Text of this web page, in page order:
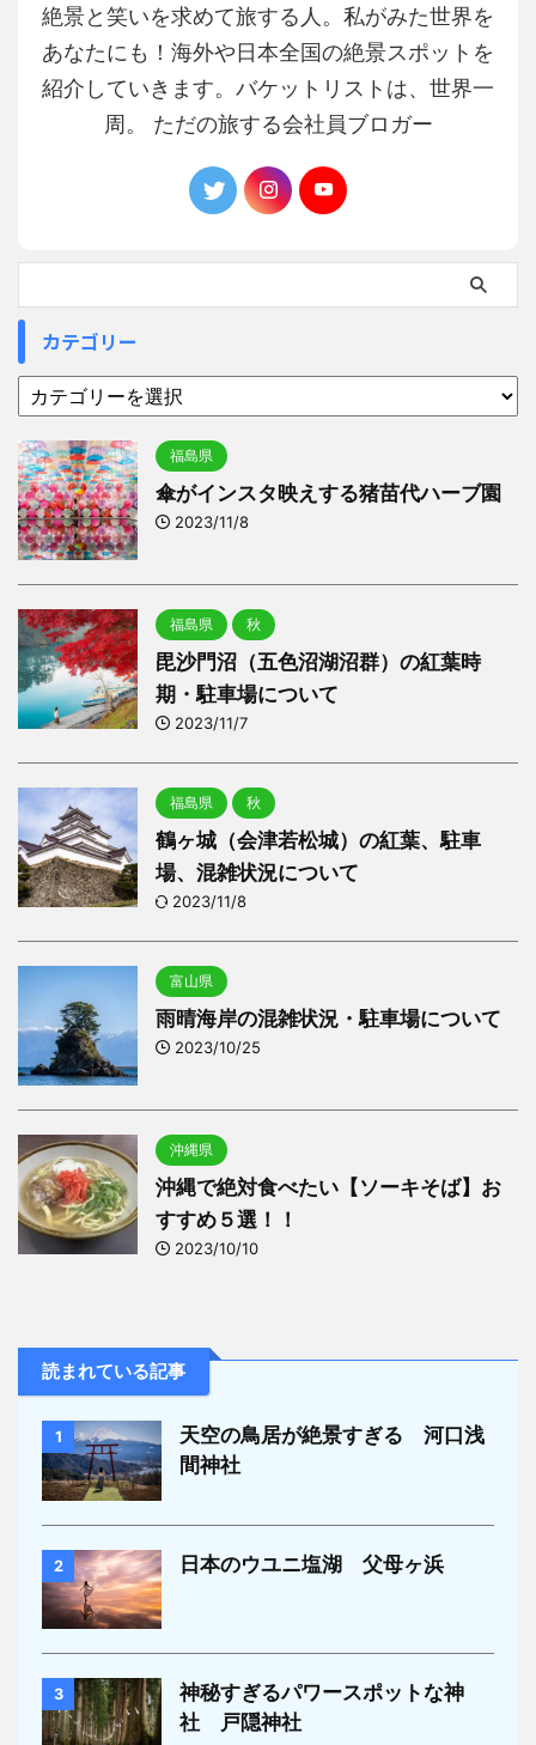
絶景と笑いを求めて旅する人。私がみた世界を
あなたにも！海外や日本全国の絶景スポットを
紹介していきます。バケットリストは、世界一
周。 ただの旅する会社員ブロガー
カテゴリー
福島県
傘がインスタ映えする猪苗代ハーブ園
2023/11/8
福島県 秋
毘沙門沼（五色沼湖沼群）の紅葉時
期・駐車場について
2023/11/7
福島県 秋
鶴ヶ城（会津若松城）の紅葉、駐車
場、混雑状況について
2023/11/8
富山県
雨晴海岸の混雑状況・駐車場について
2023/10/25
沖縄県
沖縄で絶対食べたい【ソーキそば】お
すすめ５選！！
2023/10/10
読まれている記事
1
天空の鳥居が絶景すぎる 河口浅
間神社
2 日本のウユニ塩湖 父母ヶ浜
3
神秘すぎるパワースポットな神
社 戸隠神社